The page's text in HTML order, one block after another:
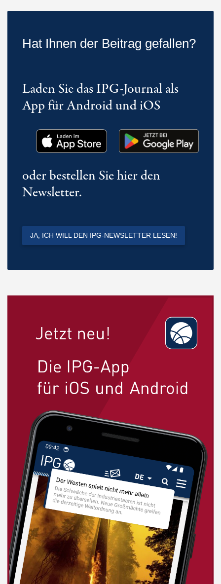
Hat Ihnen der Beitrag gefallen?
Laden Sie das IPG-Journal als
App für Android und iOS
oder bestellen Sie hier den
Newsletter.
JA, ICH WILL DEN IPG-NEWSLETTER LESEN!